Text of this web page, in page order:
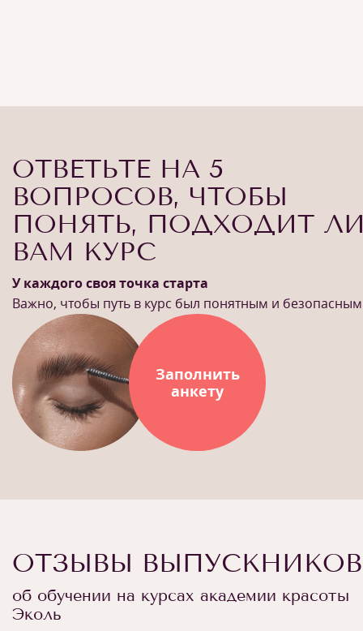
ОТВЕТЬТЕ НА 5
ВОПРОСОВ, ЧТОБЫ
ПОНЯТЬ, ПОДХОДИТ
ВАМ КУРС
У каждого своя точка старта
Важно, чтобы путь в курс был понятным и безопасным
Заполнить
анкету
ОТЗЫВЫ ВЫПУСКНИКОВ
об обучении на курсах академии красоты
Эколь